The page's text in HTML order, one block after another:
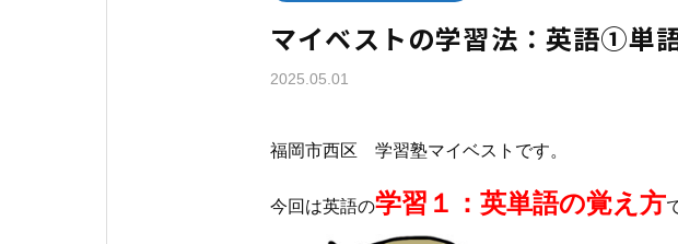
マイベストの学習法：英語①単
2025.05.01
福岡市西区 学習塾マイベストです。
今回は英語の学習１ ：英単語の覚え方